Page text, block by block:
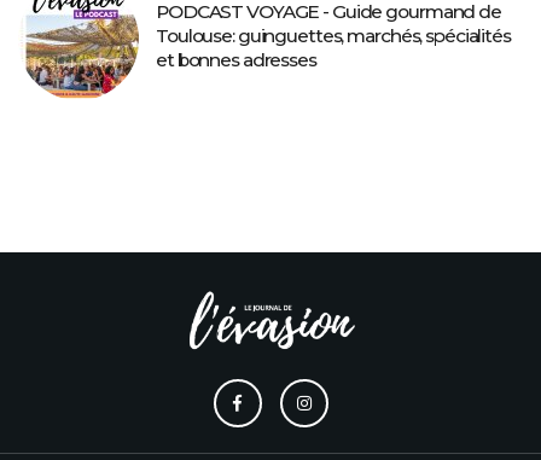
PODCAST VOYAGE - Guide gourmand de
Toulouse: guinguettes, marchés, spécialités
et bonnes adresses